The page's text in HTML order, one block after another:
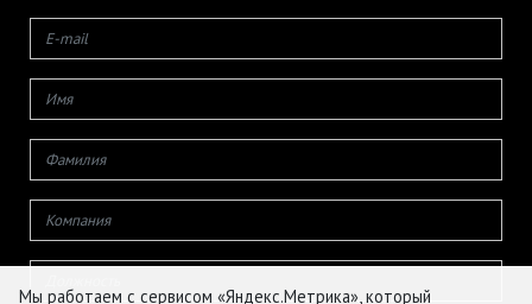
Мы работаем с сервисом «Яндекс.Метрика», который